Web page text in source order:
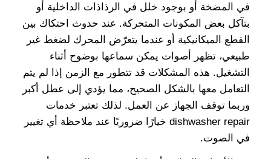
في المضخة أو بوجود خلل في الرذاذات الداخلية أو
بتآكل بعض المكونات المتحركة. عند حدوث احتكاك بين
القطع الميكانيكية أو عندما يتعرّض المحرك لضغط غير
طبيعي، تظهر أصوات يمكن سماعها بوضوح أثناء
التشغيل. هذه المشكلات قد تتطور مع الزمن إذا لم يتم
التعامل معها بالشكل الصحيح، مما يؤدي إلى عطل أكبر
وربما توقف الجهاز عن العمل. لذلك تعتبر خدمات
dishwasher repair خيارًا ضروريًا عند ملاحظة أي تغيير
في الصوت.